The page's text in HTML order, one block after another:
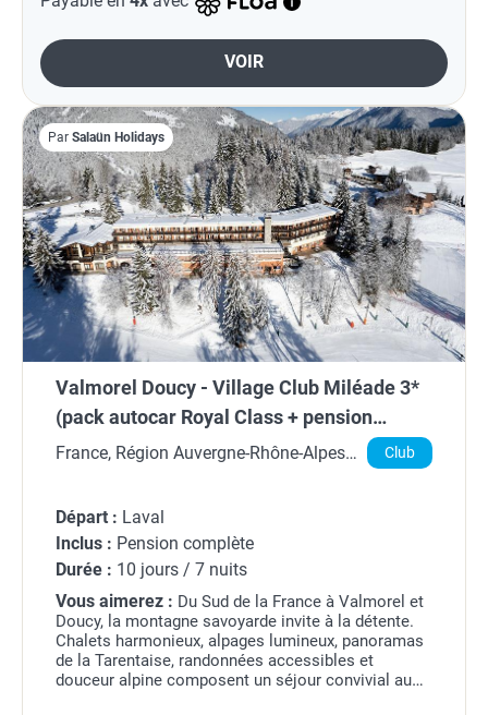
VOIR
Par Salaün Holidays
Valmorel Doucy - Village Club Miléade 3*
(pack autocar Royal Class + pension
complète)
France, Région Auvergne-Rhône-Alpes,
Club
Départ : Laval
Inclus : Pension complète
Durée : 10 jours / 7 nuits
Vous aimerez : Du Sud de la France à Valmorel et
Doucy, la montagne savoyarde invite à la détente.
Chalets harmonieux, alpages lumineux, panoramas
de la Tarentaise, randonnées accessibles et
douceur alpine composent un séjour convivial au